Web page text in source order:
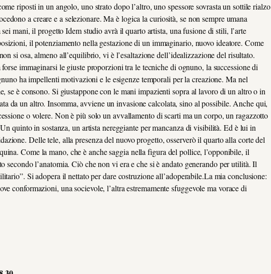
riposti in un angolo, uno strato dopo l’altro, uno spessore sovrasta un sottile rialzo
a creare e a selezionare. Ma è logica la curiosità, se non sempre umana
mani, il progetto Idem studio avrà il quarto artista, una fusione di stili, l’arte
il potenziamento nella gestazione di un immaginario, nuovo ideatore. Come
si osa, almeno all’equilibrio, vi è l’esaltazione dell’idealizzazione del risultato.
immaginarsi le giuste proporzioni tra le tecniche di ognuno, la successione di
ha impellenti motivazioni e le esigenze temporali per la creazione. Ma nel
se è consono. Si giustappone con le mani impazienti sopra al lavoro di un altro o in
da un altro. Insomma, avviene un invasione calcolata, sino al possibile. Anche qui,
o volere. Non è più solo un avvallamento di scarti ma un corpo, un ragazzotto
quinto in sostanza, un artista nereggiante per mancanza di visibilità. Ed è lui in
Delle tele, alla presenza del nuovo progetto, osserverò il quarto alla corte del
Come la mano, che è anche saggia nella figura del pollice, l’opponibile, il
secondo l’anatomia. Ciò che non vi era e che si è andato generando per utilità. Il
Si adopera il nettato per dare costruzione all’adoperabile.La mia conclusione:
conformazioni, una socievole, l’altra estremamente sfuggevole ma vorace di